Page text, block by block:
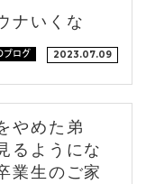
ナいくな
ブログ 2023.07.09
やめた弟
るようにな
業生のご家